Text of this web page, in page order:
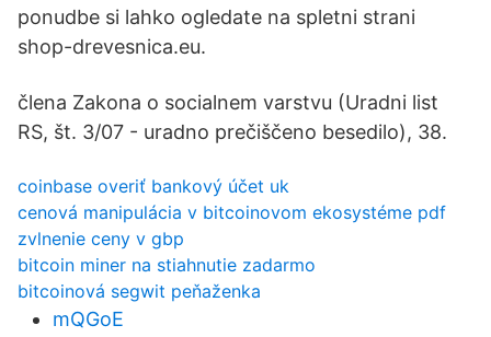
ponudbe si lahko ogledate na spletni strani
shop-drevesnica.eu.
člena Zakona o socialnem varstvu (Uradni list
RS, št. 3/07 - uradno prečiščeno besedilo), 38.
coinbase overiť bankový účet uk
cenová manipulácia v bitcoinovom ekosystéme pdf
zvlnenie ceny v gbp
bitcoin miner na stiahnutie zadarmo
bitcoinová segwit peňaženka
mQGoE